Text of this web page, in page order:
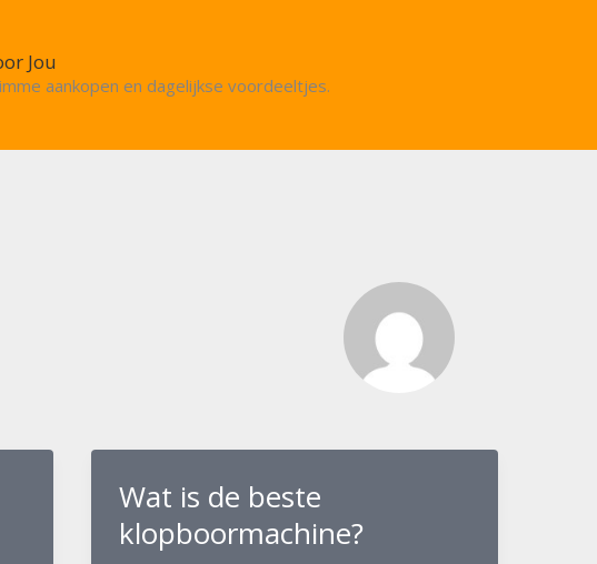
Jou
aankopen en dagelijkse voordeeltjes.
Wat is de beste
klopboormachine?